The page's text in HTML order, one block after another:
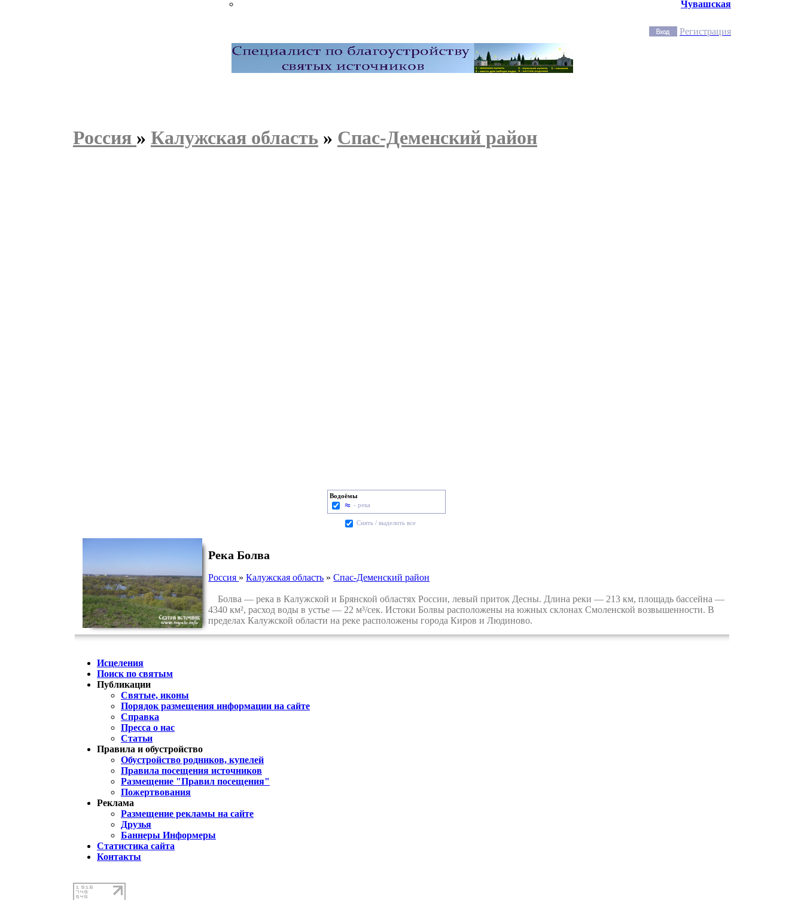
Чувашская
Регистрация
Россия » Калужская область » Спас-Деменский район
Водоёмы
- река
Cнять / выделить все
Река Болва
Россия »Калужская область »Спас-Деменский район
Болва — река в Калужской и Брянской областях России, левый приток Десны. Длина реки — 213 км, площадь бассейна —
4340 км², расход воды в устье — 22 м³/сек. Истоки Болвы расположены на южных склонах Смоленской возвышенности. В
пределах Калужской области на реке расположены города Киров и Людиново.
Исцеления
Поиск по святым
Публикации
Святые, иконы
Порядок размещения информации на сайте
Справка
Пресса о нас
Статьи
Правила и обустройство
Обустройство родников, купелей
Правила посещения источников
Размещение "Правил посещения"
Пожертвования
Реклама
Размещение рекламы на сайте
Друзья
Баннеры Информеры
Статистика сайта
Контакты